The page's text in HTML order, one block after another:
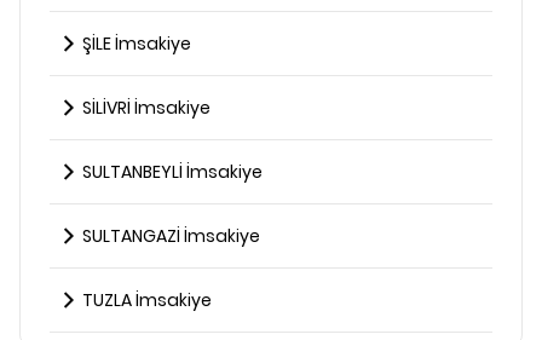
ŞİLE İmsakiye
SİLİVRİ İmsakiye
SULTANBEYLİ İmsakiye
SULTANGAZİ İmsakiye
TUZLA İmsakiye